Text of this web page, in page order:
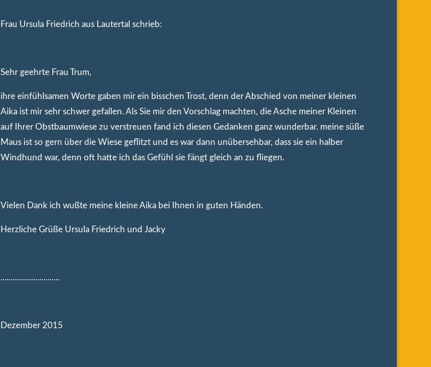
Frau Ursula Friedrich aus Lautertal schrieb:
Sehr geehrte Frau Trum,
ihre einfühlsamen Worte gaben mir ein bisschen Trost, denn der Abschied von meiner kleinen
Aika ist mir sehr schwer gefallen. Als Sie mir den Vorschlag machten, die Asche meiner Kleinen
auf Ihrer Obstbaumwiese zu verstreuen fand ich diesen Gedanken ganz wunderbar. meine süße
Maus ist so gern über die Wiese geflitzt und es war dann unübersehbar, dass sie ein halber
Windhund war, denn oft hatte ich das Gefühl sie fängt gleich an zu fliegen.
Vielen Dank ich wußte meine kleine Aika bei Ihnen in guten Händen.
Herzliche Grüße Ursula Friedrich und Jacky
.............................
Dezember 2015